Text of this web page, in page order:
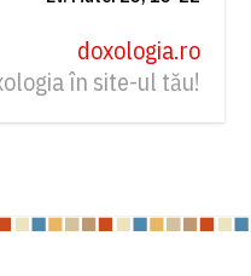
doxologia.ro
în site-ul tău!